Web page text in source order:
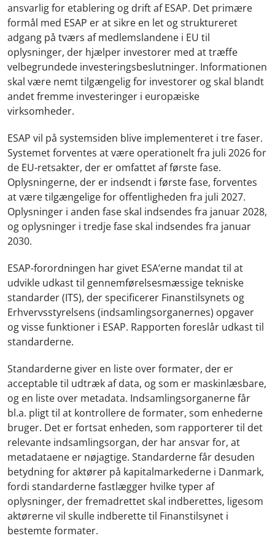
ansvarlig for etablering og drift af ESAP. Det primære
formål med ESAP er at sikre en let og struktureret
adgang på tværs af medlemslandene i EU til
oplysninger, der hjælper investorer med at træffe
velbegrundede investeringsbeslutninger. Informationen
skal være nemt tilgængelig for investorer og skal blandt
andet fremme investeringer i europæiske
virksomheder.
ESAP vil på systemsiden blive implementeret i tre faser.
Systemet forventes at være operationelt fra juli 2026 for
de EU-retsakter, der er omfattet af første fase.
Oplysningerne, der er indsendt i første fase, forventes
at være tilgængelige for offentligheden fra juli 2027.
Oplysninger i anden fase skal indsendes fra januar 2028,
og oplysninger i tredje fase skal indsendes fra januar
2030.
ESAP-forordningen har givet ESA’erne mandat til at
udvikle udkast til gennemførelsesmæssige tekniske
standarder (ITS), der specificerer Finanstilsynets og
Erhvervsstyrelsens (indsamlingsorganernes) opgaver
og visse funktioner i ESAP. Rapporten foreslår udkast til
standarderne.
Standarderne giver en liste over formater, der er
acceptable til udtræk af data, og som er maskinlæsbare,
og en liste over metadata. Indsamlingsorganerne får
bl.a. pligt til at kontrollere de formater, som enhederne
bruger. Det er fortsat enheden, som rapporterer til det
relevante indsamlingsorgan, der har ansvar for, at
metadataene er nøjagtige. Standarderne får desuden
betydning for aktører på kapitalmarkederne i Danmark,
fordi standarderne fastlægger hvilke typer af
oplysninger, der fremadrettet skal indberettes, ligesom
aktørerne vil skulle indberette til Finanstilsynet i
bestemte formater.